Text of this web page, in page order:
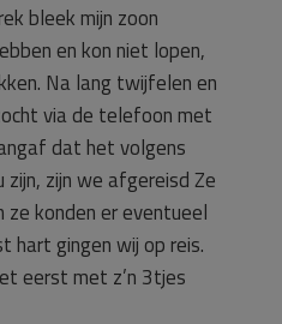
bleek mijn zoon
en kon niet lopen,
Na lang twijfelen en
via de telefoon met
dat het volgens
zijn, zijn we afgereisd Ze
konden er eventueel
hart gingen wij op reis.
eerst met z’n 3tjes